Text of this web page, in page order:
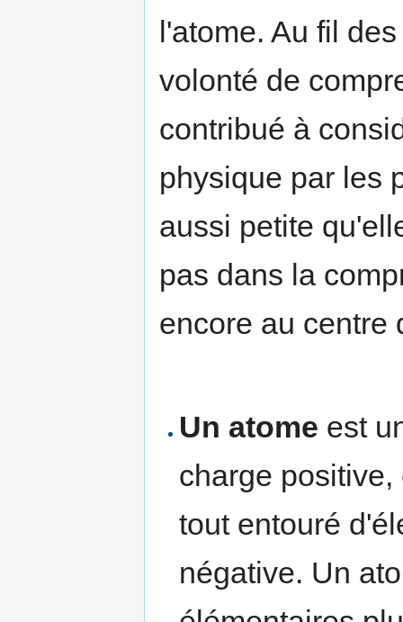
l'atome. Au fil
volonté de
contribué à
physique par les
aussi petite
pas dans la
encore au centre
Un atome est
charge
tout entouré
négative. Un